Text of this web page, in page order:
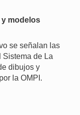
modelos
se señalan las
Sistema de La
dibujos y
la OMPI.